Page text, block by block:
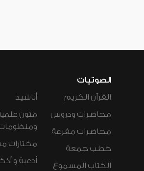
الصوتيات
القرآن الكريم
محاضرات ودروس
محاضرات مفرغة
خطب جمعة
الكتاب المسموع
أناشيد
متون
مختارات
أدعية و